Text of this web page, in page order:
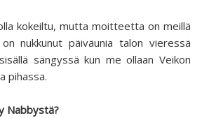
kokeiltu, mutta moitteetta on meillä
nukkunut päiväunia talon vieressä
sängyssä kun me ollaan Veikon
pihassa.
Nabbystä?